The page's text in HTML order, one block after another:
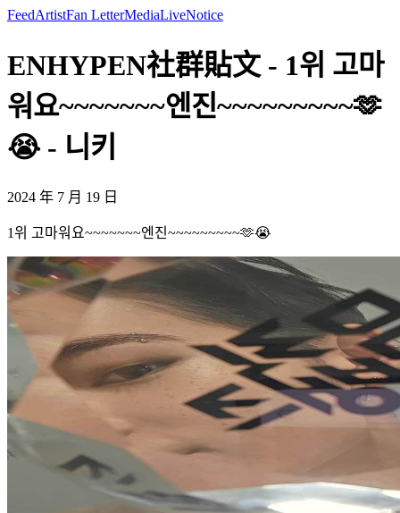
FeedArtistFan LetterMediaLiveNotice
ENHYPEN社群貼文 - 1위 고마
워요~~~~~~~엔진~~~~~~~~~🫶
😭 - 니키
2024 年 7 月 19 日
1위 고마워요~~~~~~~엔진~~~~~~~~~🫶😭